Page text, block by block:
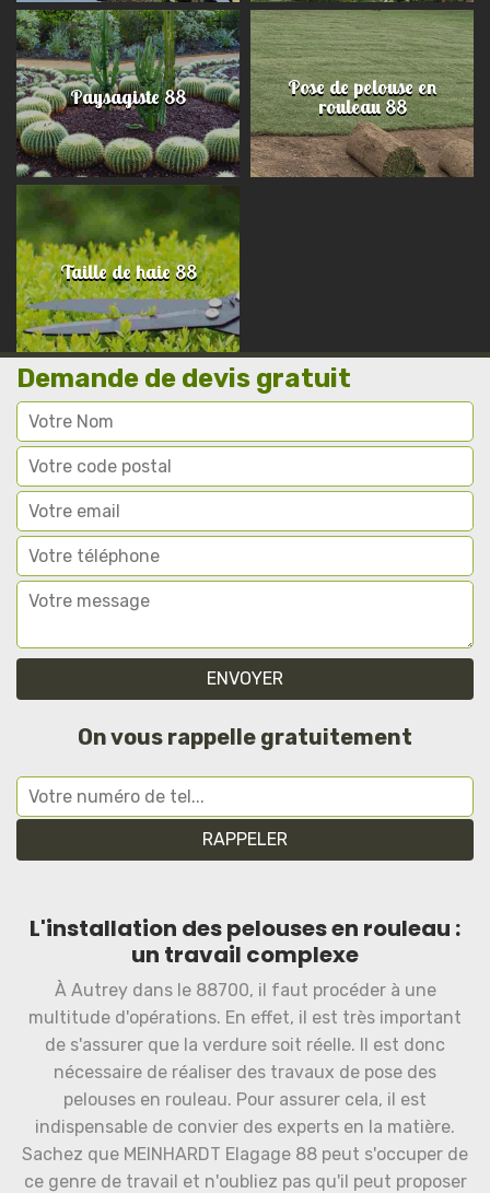
Paysagiste 88 Pose de pelouse en
rouleau 88
Taille de haie 88
Demande de devis gratuit
On vous rappelle gratuitement
L'installation des pelouses en rouleau :
un travail complexe
À Autrey dans le 88700, il faut procéder à une
multitude d'opérations. En effet, il est très important
de s'assurer que la verdure soit réelle. Il est donc
nécessaire de réaliser des travaux de pose des
pelouses en rouleau. Pour assurer cela, il est
indispensable de convier des experts en la matière.
Sachez que MEINHARDT Elagage 88 peut s'occuper de
ce genre de travail et n'oubliez pas qu'il peut proposer